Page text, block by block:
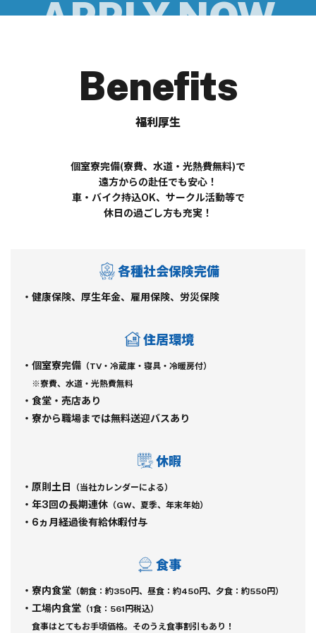
Benefits
福利厚生
個室寮完備(寮費、水道・光熱費無料)で
遠方からの赴任でも安心！
車・バイク持込OK、サークル活動等で
休日の過ごし方も充実！
各種社会保険完備
・健康保険、厚生年金、雇用保険、労災保険
住居環境
・個室寮完備 （TV・冷蔵庫・寝具・冷暖房付）
※寮費、水道・光熱費無料
・食堂・売店あり
・寮から職場までは無料送迎バスあり
休暇
・原則土日 （当社カレンダーによる）
・年3回の長期連休 （GW、夏季、年末年始）
・6ヵ月経過後有給休暇付与
食事
・寮内食堂 （朝食：約350円、昼食：約450円、夕食：約550円）
・工場内食堂 （1食：561円税込）
食事はとてもお手頃価格。そのうえ食事割引もあり！